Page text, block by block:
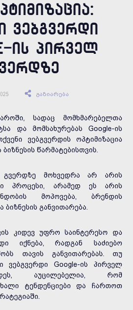
ᲕᲔᲑᲒᲕᲔᲠᲓᲘ
ᲘᲡ ᲞᲘᲠᲕᲔᲚ
გაზიარება
სადაც მომხმარებელთა
და მომსახურებას Google-ის
ვებგვერდის ოპტიმიზაცია
წარმატებისთვის.
გვერდზე მოხვედრა არ არის
პროცესი, არამედ ეს არის
მოპოვება, ბრენდის
განვითარება.
კიდევ უფრო საინტერესო და
იქნება, რადგან საძიებო
თავის განვითარებას. თუ
ვებგვერდი Google-ის პირველ
აუცილებელია, რომ
ტენდენციები და ჩართოთ